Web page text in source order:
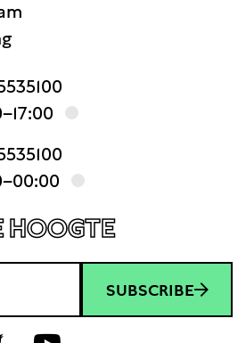
HOOGTE
SUBSCRIBE